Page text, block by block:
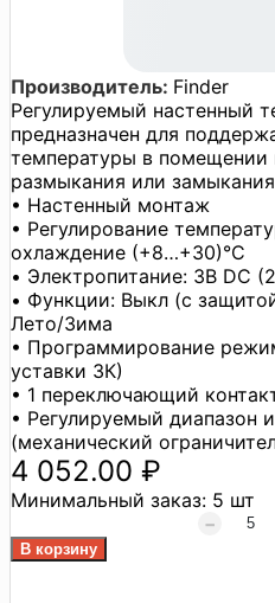
Производитель: Finder
Регулируемый настенный
предназначен для
температуры в помещении
размыкания или
• Настенный монтаж
• Регулирование
охлаждение (+8…+30)°C
• Электропитание: 3В DC
• Функции: Выкл (с
Лето/Зима
• Программирование
уставки 3К)
• 1 переключающий
• Регулируемый диапазон
(механический
4 052.00 ₽
Минимальный заказ: 5 шт